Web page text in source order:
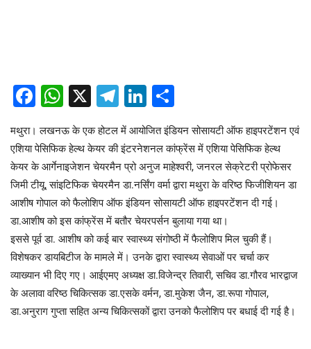
Facebook
WhatsApp
X Telegram
LinkedIn
मथुरा। लखनऊ के एक होटल में आयोजित इंडियन सोसायटी ऑफ हाइपरटेंशन एवं
एशिया पेसिफिक हेल्थ केयर की इंटरनेशनल कांफ्रेंस में एशिया पेसिफिक हेल्थ
केयर के आर्गेनाइजेशन चेयरमैन प्रो अनुज माहेश्वरी, जनरल सेक्रेटरी प्रोफेसर
जिमी टीयू, सांइटिफिक चेयरमैन डा.नर्सिंग वर्मा द्वारा मथुरा के वरिष्ठ फिजीशियन डा
आशीष गोपाल को फैलोशिप ऑफ इंडियन सोसायटी ऑफ हाइपरटेंशन दी गई।
डा.आशीष को इस कांफ्रेंस में बतौर चेयरपर्सन बुलाया गया था।
इससे पूर्व डा. आशीष को कई बार स्वास्थ्य संगोष्ठी में फैलोशिप मिल चुकी हैं।
विशेषकर डायबिटीज के मामले में। उनके द्वारा स्वास्थ्य सेवाओं पर चर्चा कर
व्याख्यान भी दिए गए। आईएमए अध्यक्ष डा.विजेन्द्र तिवारी, सचिव डा.गौरव भारद्वाज
के अलावा वरिष्ठ चिकित्सक डा.एसके वर्मन, डा.मुकेश जैन, डा.रूपा गोपाल,
डा.अनुराग गुप्ता सहित अन्य चिकित्सकों द्वारा उनको फैलोशिप पर बधाई दी गई है।